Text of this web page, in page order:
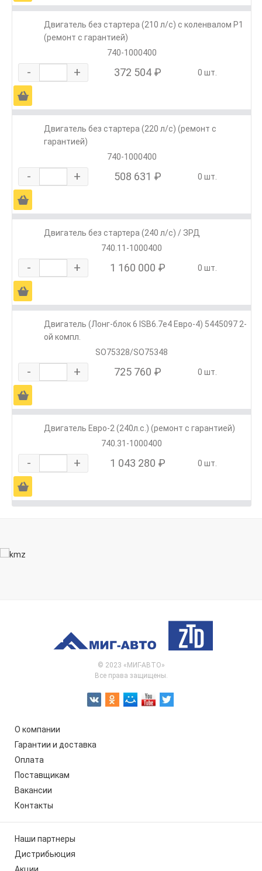
Двигатель без стартера (210 л/с) с коленвалом Р1
(ремонт с гарантией)
740-1000400
- + 372 504 ₽ 0 шт.
Ä
Двигатель без стартера (220 л/с) (ремонт с
гарантией)
740-1000400
- + 508 631 ₽ 0 шт.
Ä
Двигатель без стартера (240 л/с) / ЗРД
740.11-1000400
- + 1 160 000 ₽ 0 шт.
Ä
Двигатель (Лонг-блок 6 ISB6.7е4 Евро-4) 5445097 2-
ой компл.
SO75328/SO75348
- + 725 760 ₽ 0 шт.
Ä
Двигатель Евро-2 (240л.с.) (ремонт с гарантией)
740.31-1000400
- + 1 043 280 ₽ 0 шт.
Ä
© 2023 «МИГ-АВТО»
Все права защищены.
О компании
Гарантии и доставка
Оплата
Поставщикам
Вакансии
Контакты
Наши партнеры
Дистрибьюция